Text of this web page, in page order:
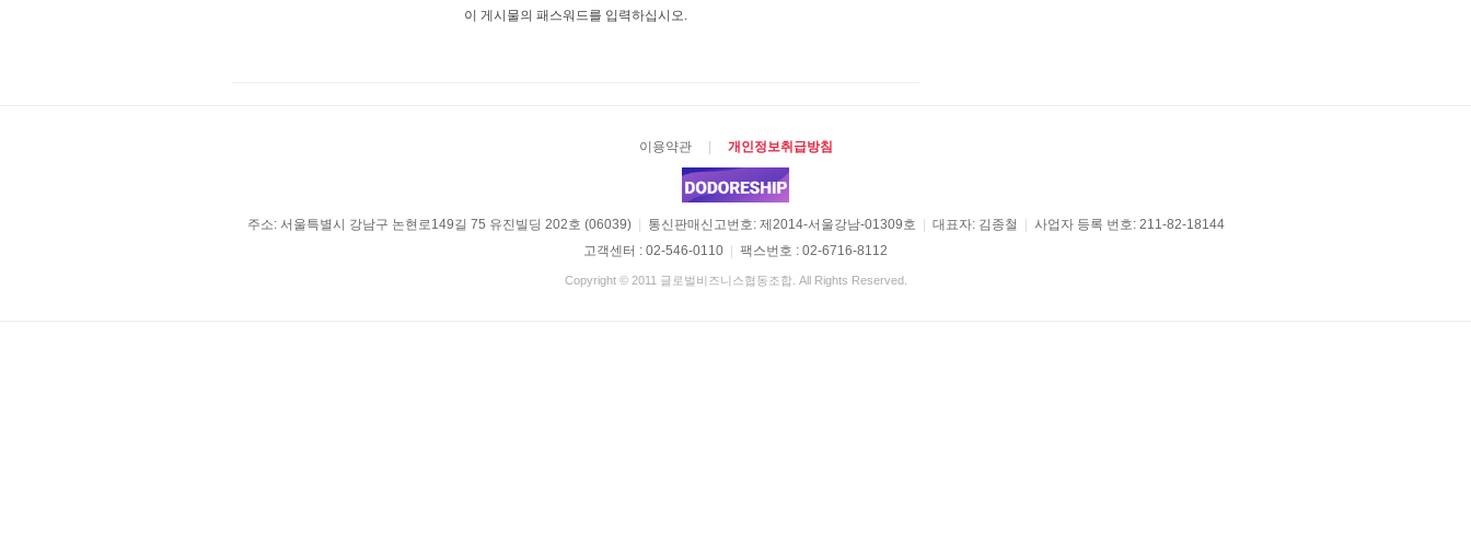
이 게시물의 패스워드를 입력하십시오.
이용약관 개인정보취급방침
주소: 서울특별시 강남구 논현로149길 75 유진빌딩 202호 (06039) 통신판매신고번호: 제2014-서울강남-01309호 대표자: 김종철
사업자 등록 번호: 211-82-18144
고객센터 : 02-546-0110
팩스번호 : 02-6716-8112
Copyright © 2011 글로벌비즈니스협동조합. All Rights Reserved.